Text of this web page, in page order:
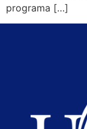
programa […]